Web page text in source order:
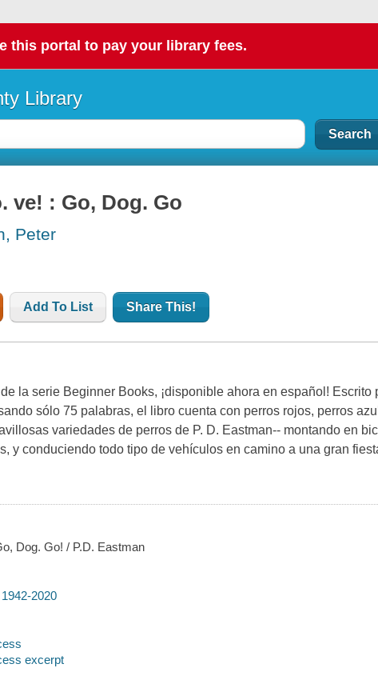
this portal to pay your library fees.
Library
ve! : Go, Dog. Go
Peter
Add To List Share This!
la serie Beginner Books, ¡disponible ahora en español! Escrito
sólo 75 palabras, el libro cuenta con perros rojos, perros
variedades de perros de P. D. Eastman-- montando en
y conduciendo todo tipo de vehículos en camino a una gran
Dog. Go! / P.D. Eastman
2020
excerpt